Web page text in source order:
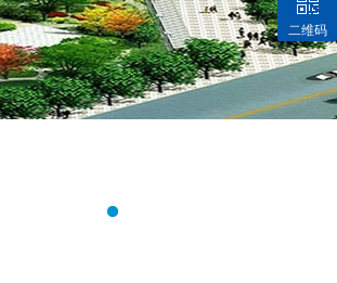
二维码